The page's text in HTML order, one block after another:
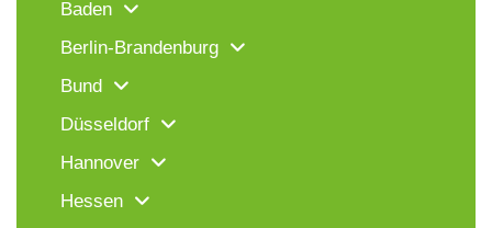
Baden
Berlin-Brandenburg
Bund
Düsseldorf
Hannover
Hessen